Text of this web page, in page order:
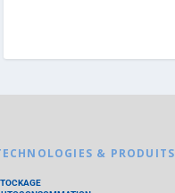
& PRODUITS